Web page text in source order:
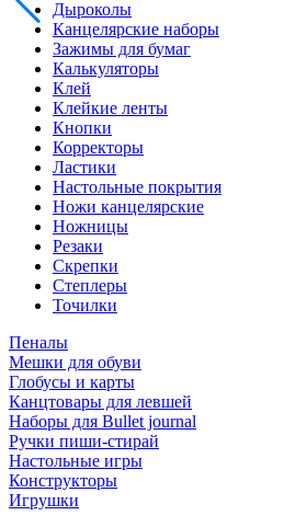
Дыроколы
Канцелярские наборы
Зажимы для бумаг
Калькуляторы
Клей
Клейкие ленты
Кнопки
Корректоры
Ластики
Настольные покрытия
Ножи канцелярские
Ножницы
Резаки
Скрепки
Степлеры
Точилки
Пеналы
Мешки для обуви
Глобусы и карты
Канцтовары для левшей
Наборы для Bullet journal
Ручки пиши-стирай
Настольные игры
Конструкторы
Игрушки